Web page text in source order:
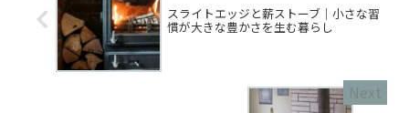
スライトエッジと薪ストーブ｜小さな習
慣が大きな豊かさを生む暮らし